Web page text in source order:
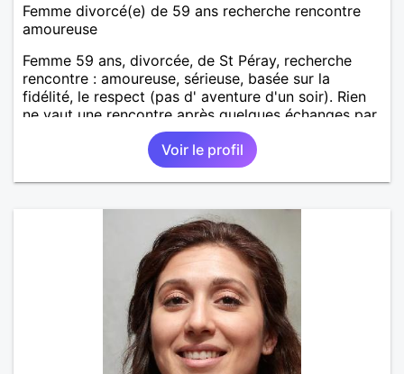
Femme divorcé(e) de 59 ans recherche rencontre
amoureuse
Femme 59 ans, divorcée, de St Péray, recherche
rencontre : amoureuse, sérieuse, basée sur la
fidélité, le respect (pas d' aventure d'un soir). Rien
ne vaut une rencontre après quelques échanges par
messages pour savoir si il y a un feeling entre les
deux et le désir de se revoir. Au plaisir de se
Voir le profil